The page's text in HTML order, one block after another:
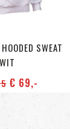
SWEAT
WIT
€ 69,-